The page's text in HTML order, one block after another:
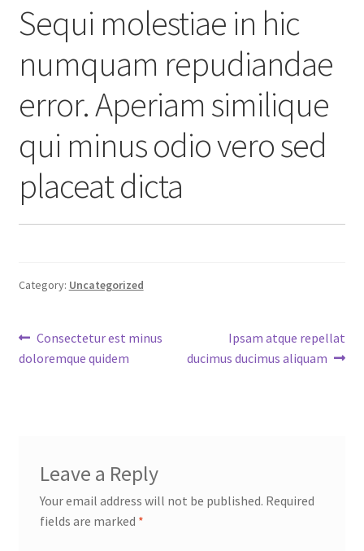
Sequi molestiae in hic
numquam repudiandae
error. Aperiam similique
qui minus odio vero sed
placeat dicta
Category: Uncategorized
Post
navigation
Previous
post:
Consectetur est minus
doloremque quidem
Next
post:
Ipsam atque repellat
ducimus ducimus aliquam
Leave a Reply
Your email address will not be published. Required
fields are marked *